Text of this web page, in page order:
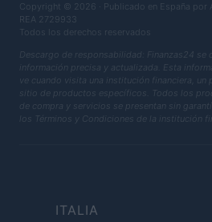
Copyright © 2026 · Publicado en España por
REA 2729933
Todos los derechos reservados
Descargo de responsabilidad: Finanzas24 se
información precisa y actualizada. Esta
ve cuando visita una institución financiera,
sitio de productos específicos. Todos los
de compra y servicios se presentan sin
los Términos y Condiciones de la institución
ITALIA